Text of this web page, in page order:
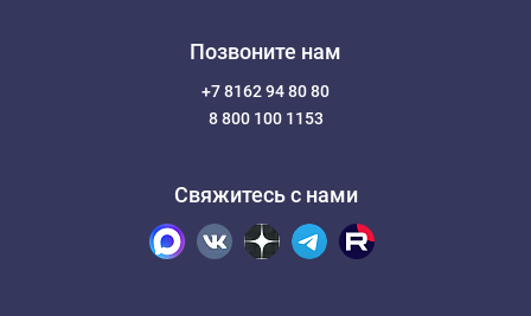
Позвоните нам
+7 8162 94 80 80
8 800 100 1153
Свяжитесь с нами